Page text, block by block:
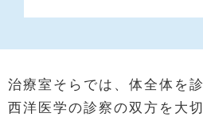
治療室そらでは、体全体を
西洋医学の診察の双方を大